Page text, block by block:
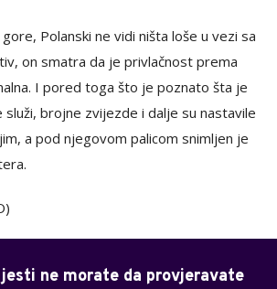
Polanski ne vidi ništa loše u vezi sa
on smatra da je privlačnost prema
I pored toga što je poznato šta je
služi, brojne zvijezde i dalje su nastavile
a pod njegovom palicom snimljen je
ne morate da provjeravate